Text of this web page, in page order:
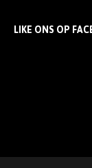
LIKE ONS OP